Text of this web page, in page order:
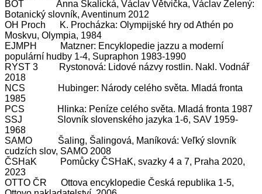
BOT Anna Skalická, Václav Větvička, Václav Zelený:
Botanický slovník, Aventinum 2012
OH Proch K. Procházka: Olympijské hry od Athén po
Moskvu, Olympia, 1984
EJMPH Matzner: Encyklopedie jazzu a moderní
populární hudby 1-4, Supraphon 1983-1990
RYST 3 Rystonová: Lidové názvy rostlin. Nakl. Vodnář
2018
NCS Hubinger: Národy celého světa. Mladá fronta
1985
PCS Hlinka: Peníze celého světa. Mladá fronta 1987
SSJ Slovník slovenského jazyka 1-6, SAV 1959-
1968
SAMO Šaling, Šalingová, Maníková: Veľký slovník
cudzích slov, SAMO 2008
ČSHaK Pomůcky ČSHaK, svazky 4 a 7, Praha 2020,
2023
OTTO ČR Ottova encyklopedie Česká republika 1-5,